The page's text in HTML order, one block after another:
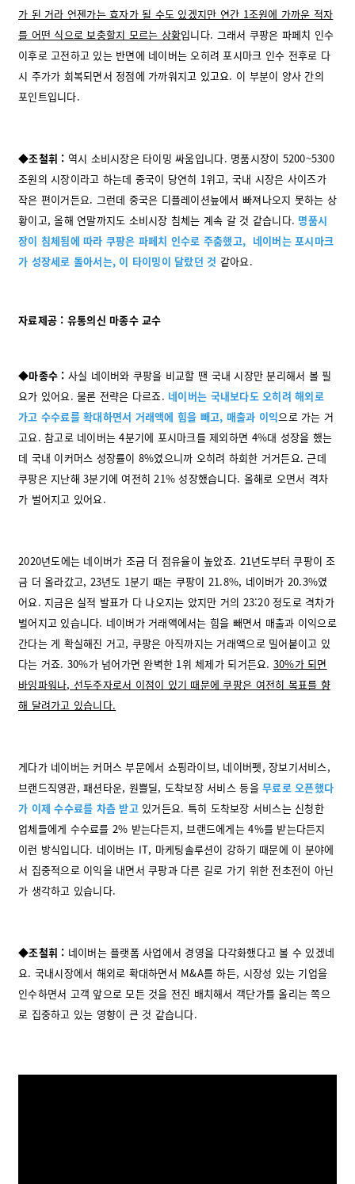
가 된 거라 언젠가는 효자가 될 수도 있겠지만 연간 1조원에 가까운 적자
를 어떤 식으로 보충할지 모르는 상황입니다. 그래서 쿠팡은 파페치 인수
이후로 고전하고 있는 반면에 네이버는 오히려 포시마크 인수 전후로 다
시 주가가 회복되면서 정점에 가까워지고 있고요. 이 부분이 양사 간의
포인트입니다.
◆조철휘 : 역시 소비시장은 타이밍 싸움입니다. 명품시장이 5200~5300
조원의 시장이라고 하는데 중국이 당연히 1위고, 국내 시장은 사이즈가
작은 편이거든요. 그런데 중국은 디플레이션늪에서 빠져나오지 못하는 상
황이고, 올해 연말까지도 소비시장 침체는 계속 갈 것 같습니다. 명품시
장이 침체됨에 따라 쿠팡은 파페치 인수로 주춤했고, 네이버는 포시마크
가 성장세로 돌아서는, 이 타이밍이 달랐던 것 같아요.
자료제공 : 유통의신 마종수 교수
◆마종수 : 사실 네이버와 쿠팡을 비교할 땐 국내 시장만 분리해서 볼 필
요가 있어요. 물론 전략은 다르죠. 네이버는 국내보다도 오히려 해외로
가고 수수료를 확대하면서 거래액에 힘을 빼고, 매출과 이익으로 가는 거
고요. 참고로 네이버는 4분기에 포시마크를 제외하면 4%대 성장을 했는
데 국내 이커머스 성장률이 8%였으니까 오히려 하회한 거거든요. 근데
쿠팡은 지난해 3분기에 여전히 21% 성장했습니다. 올해로 오면서 격차
가 벌어지고 있어요.
2020년도에는 네이버가 조금 더 점유율이 높았죠. 21년도부터 쿠팡이 조
금 더 올라갔고, 23년도 1분기 때는 쿠팡이 21.8%, 네이버가 20.3%였
어요. 지금은 실적 발표가 다 나오지는 았지만 거의 23:20 정도로 격차가
벌어지고 있습니다. 네이버가 거래액에서는 힘을 빼면서 매출과 이익으로
간다는 게 확실해진 거고, 쿠팡은 아직까지는 거래액으로 밀어붙이고 있
다는 거죠. 30%가 넘어가면 완벽한 1위 체제가 되거든요. 30%가 되면
바잉파워나, 선두주자로서 이점이 있기 때문에 쿠팡은 여전히 목표를 향
해 달려가고 있습니다.
게다가 네이버는 커머스 부문에서 쇼핑라이브, 네이버펫, 장보기서비스,
브랜드직영관, 패션타운, 원쁠딜, 도착보장 서비스 등을무료로 오픈했다
가 이제 수수료를 차츰 받고있거든요. 특히 도착보장 서비스는 신청한
업체들에게 수수료를 2% 받는다든지, 브랜드에게는 4%를 받는다든지
이런 방식입니다. 네이버는 IT, 마케팅솔루션이 강하기 때문에 이 분야에
서 집중적으로 이익을 내면서 쿠팡과 다른 길로 가기 위한 전초전이 아닌
가 생각하고 있습니다.
◆조철휘 : 네이버는 플랫폼 사업에서 경영을 다각화했다고 볼 수 있겠네
요. 국내시장에서 해외로 확대하면서 M&A를 하든, 시장성 있는 기업을
인수하면서 고객 앞으로 모든 것을 전진 배치해서 객단가를 올리는 쪽으
로 집중하고 있는 영향이 큰 것 같습니다.